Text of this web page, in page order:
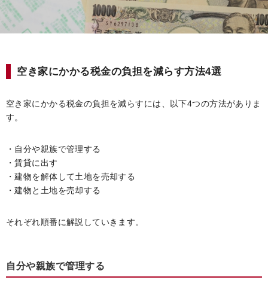
空き家にかかる税金の負担を減らす方法4選
空き家にかかる税金の負担を減らすには、以下4つの方法がありま
す。
・自分や親族で管理する
・賃貸に出す
・建物を解体して土地を売却する
・建物と土地を売却する
それぞれ順番に解説していきます。
自分や親族で管理する